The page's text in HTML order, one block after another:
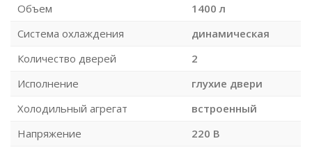
Объем
1400 л
Система охлаждения
динамическая
Количество дверей
2
Исполнение
глухие двери
Холодильный агрегат
встроенный
Напряжение
220 В